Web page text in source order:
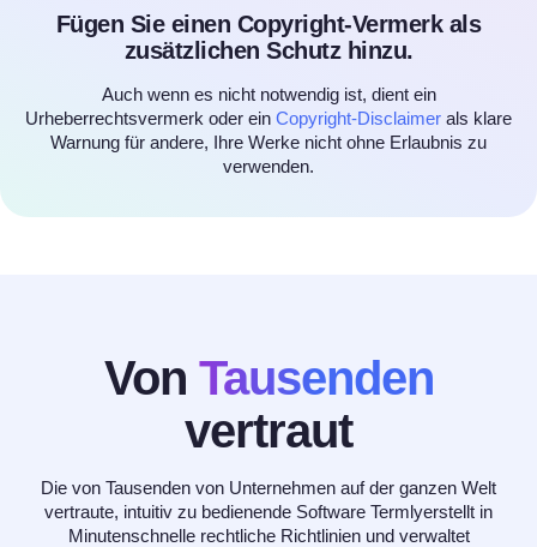
Fügen Sie einen Copyright-Vermerk als
zusätzlichen Schutz hinzu.
Auch wenn es nicht notwendig ist, dient ein
Urheberrechtsvermerk oder ein Copyright-Disclaimer als klare
Warnung für andere, Ihre Werke nicht ohne Erlaubnis zu
verwenden.
Von Tausenden
vertraut
Die von Tausenden von Unternehmen auf der ganzen Welt
vertraute, intuitiv zu bedienende Software Termlyerstellt in
Minutenschnelle rechtliche Richtlinien und verwaltet